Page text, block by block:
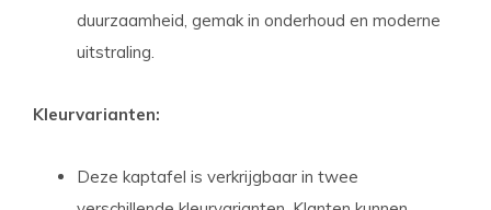
duurzaamheid, gemak in onderhoud en moderne
uitstraling.
Kleurvarianten:
Deze kaptafel is verkrijgbaar in twee